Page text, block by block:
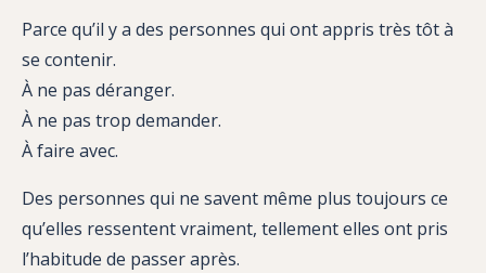
Parce qu’il y a des personnes qui ont appris très tôt à
se contenir.
À ne pas déranger.
À ne pas trop demander.
À faire avec.
Des personnes qui ne savent même plus toujours ce
qu’elles ressentent vraiment, tellement elles ont pris
l’habitude de passer après.